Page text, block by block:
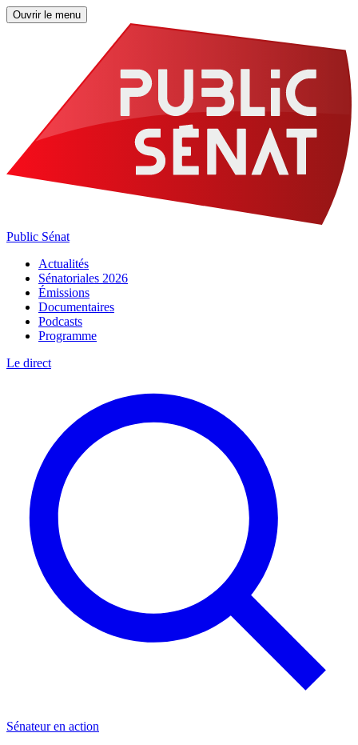
Ouvrir le menu
Public Sénat
Actualités
Sénatoriales 2026
Émissions
Documentaires
Podcasts
Programme
Le direct
Sénateur en action